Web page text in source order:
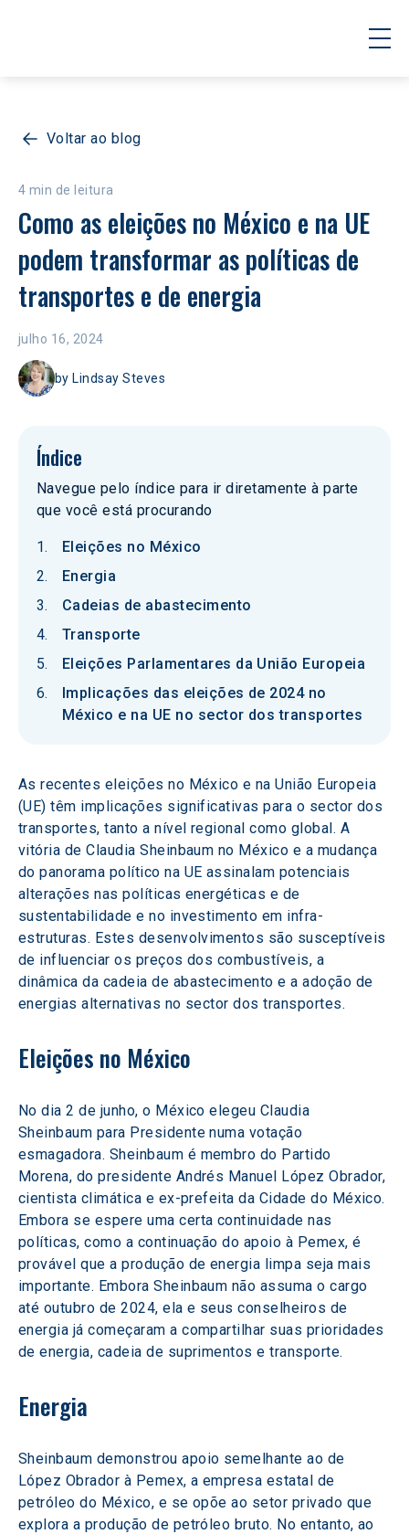
Voltar ao blog
4 min de leitura
Como as eleições no México e na UE
podem transformar as políticas de
transportes e de energia
julho 16, 2024
by Lindsay Steves
Índice
Navegue pelo índice para ir diretamente à parte
que você está procurando
Eleições no México
Energia
Cadeias de abastecimento
Transporte
Eleições Parlamentares da União Europeia
Implicações das eleições de 2024 no
México e na UE no sector dos transportes
As recentes eleições no México e na União Europeia
(UE) têm implicações significativas para o sector dos
transportes, tanto a nível regional como global. A
vitória de Claudia Sheinbaum no México e a mudança
do panorama político na UE assinalam potenciais
alterações nas políticas energéticas e de
sustentabilidade e no investimento em infra-
estruturas. Estes desenvolvimentos são susceptíveis
de influenciar os preços dos combustíveis, a
dinâmica da cadeia de abastecimento e a adoção de
energias alternativas no sector dos transportes.
Eleições no México
No dia 2 de junho, o México elegeu Claudia
Sheinbaum para Presidente numa votação
esmagadora. Sheinbaum é membro do Partido
Morena, do presidente Andrés Manuel López Obrador,
cientista climática e ex-prefeita da Cidade do México.
Embora se espere uma certa continuidade nas
políticas, como a continuação do apoio à Pemex, é
provável que a produção de energia limpa seja mais
importante. Embora Sheinbaum não assuma o cargo
até outubro de 2024, ela e seus conselheiros de
energia já começaram a compartilhar suas prioridades
de energia, cadeia de suprimentos e transporte.
Energia
Sheinbaum demonstrou apoio semelhante ao de
López Obrador à Pemex, a empresa estatal de
petróleo do México, e se opõe ao setor privado que
explora a produção de petróleo bruto. No entanto, ao